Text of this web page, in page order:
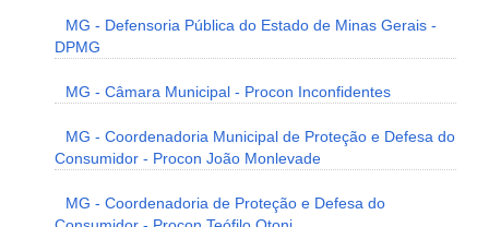
MG - Defensoria Pública do Estado de Minas Gerais -
DPMG
MG - Câmara Municipal - Procon Inconfidentes
MG - Coordenadoria Municipal de Proteção e Defesa do
Consumidor - Procon João Monlevade
MG - Coordenadoria de Proteção e Defesa do